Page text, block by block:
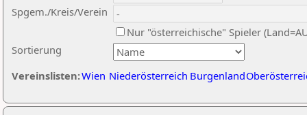
Sortierung
Spgem./Kreis/Verein
Nur "österreichische" Spieler
Vereinslisten:Wien Niederösterreich Burgenland